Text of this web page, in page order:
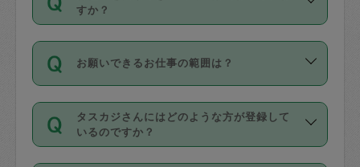
デビットカード・プリペイドカード（Vプ
リカ、au WALLETなど）は支払にはご利
銀行振込や現金払いも対応していませ
なお、タスカジさんの交通費も、依頼料
金のご請求と合わせてお支払いとなりま
定期の最低利用回数は設けていない代わ
りに、一定数を超えたキャンセルは有償
（例：毎週定期の場合は３回以上のキャ
ンセルが有償（1200円、隔週定期の場合
は２回以上のキャンセルが有償（1200
料金のご請求と合わせてお支払いとなり
ます。交通費の金額は「依頼の詳細」に
すか？
時間帯は3種類あります。いずれも１回あ
たり３時間です。
・ＡＭ ９時～１２時
・ＰＭ １３時～１６時
・夜 １８時～２１時
お願いできるお仕事の範囲は？
掃除、整理収納、洗濯、買い物、料理、
作り置きです。タスカジさんによってで
きる仕事の範囲が異なりますので、依頼
タスカジさんにはどのような方が登録して
いるのですか？